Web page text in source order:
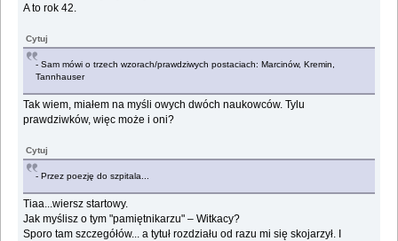
A to rok 42.
Cytuj
- Sam mówi o trzech wzorach/prawdziwych postaciach: Marcinów, Kremin,
Tannhauser
Tak wiem, miałem na myśli owych dwóch naukowców. Tylu
prawdziwków, więc może i oni?
Cytuj
- Przez poezję do szpitala...
Tiaa...wiersz startowy.
Jak myślisz o tym "pamiętnikarzu" – Witkacy?
Sporo tam szczegółów... a tytuł rozdziału od razu mi się skojarzył. I